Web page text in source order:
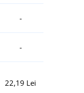
-
-
22,19 Lei